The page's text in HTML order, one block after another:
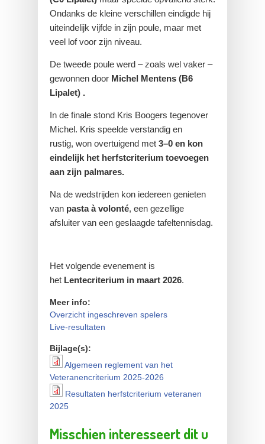
Ondanks de kleine verschillen eindigde hij
uiteindelijk vijfde in zijn poule, maar met
veel lof voor zijn niveau.
De tweede poule werd – zoals wel vaker –
gewonnen door Michel Mentens (B6
Lipalet) .
In de finale stond Kris Boogers tegenover
Michel. Kris speelde verstandig en
rustig, won overtuigend met 3–0 en kon
eindelijk het herfstcriterium toevoegen
aan zijn palmares.
Na de wedstrijden kon iedereen genieten
van pasta à volonté, een gezellige
afsluiter van een geslaagde tafeltennisdag.
Het volgende evenement is
het Lentecriterium in maart 2026.
Meer info:
Overzicht ingeschreven spelers
Live-resultaten
Bijlage(s):
Algemeen reglement van
het Veteranencriterium
2025-2026
Algemeen reglement van het
Veteranencriterium 2025-2026
Resultaten herfstcriterium
veteranen 2025
Resultaten herfstcriterium veteranen
2025
Misschien interesseert dit u